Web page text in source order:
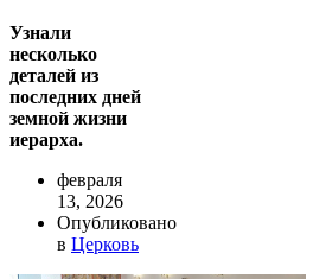
Узнали
несколько
деталей из
последних дней
земной жизни
иерарха.
февраля
13, 2026
Опубликовано
в Церковь